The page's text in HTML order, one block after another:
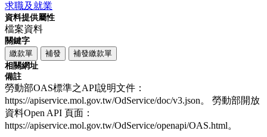
求職及就業
資料提供屬性
檔案資料
關鍵字
繳款單
補發
補發繳款單
相關網址
備註
勞動部OAS標準之API說明文件：
https://apiservice.mol.gov.tw/OdService/doc/v3.json。 勞動部開放
資料Open API 頁面：
https://apiservice.mol.gov.tw/OdService/openapi/OAS.html。